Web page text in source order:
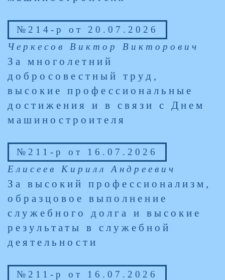
№214-р от 20.07.2026
Черкесов Виктор Викторович
За многолетний
добросовестный труд,
высокие профессиональные
достижения и в связи с Днем
машиностроителя
№211-р от 16.07.2026
Елисеев Кирилл Андреевич
За высокий профессионализм,
образцовое выполнение
служебного долга и высокие
результаты в служебной
деятельности
№211-р от 16.07.2026